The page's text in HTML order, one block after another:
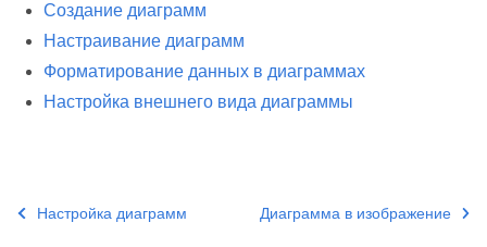
Создание диаграмм
Настраивание диаграмм
Форматирование данных в диаграммах
Настройка внешнего вида диаграммы
Настройка диаграмм Диаграмма в изображение